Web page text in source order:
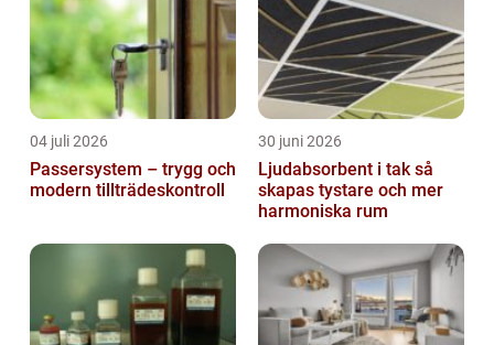
04 juli 2026
Passersystem – trygg och
modern tillträdeskontroll
30 juni 2026
Ljudabsorbent i tak så
skapas tystare och mer
harmoniska rum